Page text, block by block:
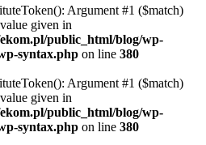
Argument #1 ($match)
given in
public_html/blog/wp-
syntax.php on line 380
Argument #1 ($match)
given in
public_html/blog/wp-
syntax.php on line 380